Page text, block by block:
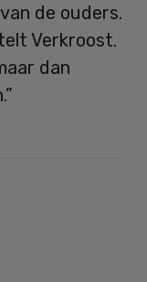
de ouders.
Verkroost.
dan